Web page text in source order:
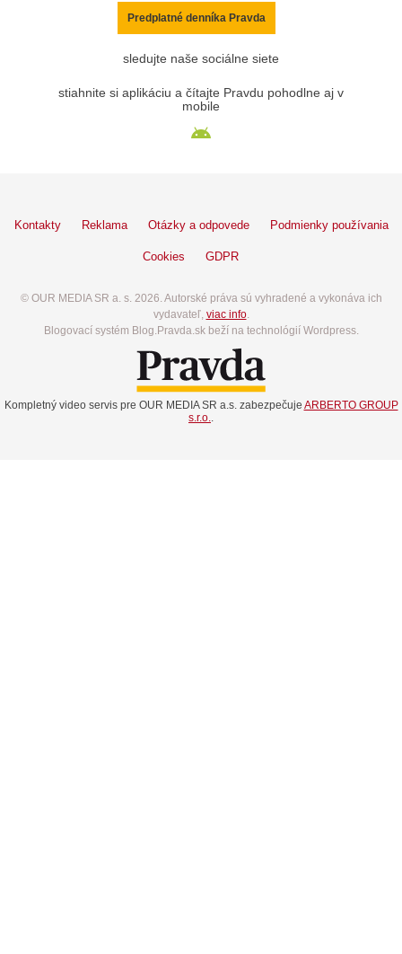
Predplatné denníka Pravda
sledujte naše sociálne siete
stiahnite si aplikáciu a čítajte Pravdu pohodlne aj v
mobile
Kontakty Reklama Otázky a odpovede Podmienky používania
Cookies GDPR
© OUR MEDIA SR a. s. 2026. Autorské práva sú vyhradené a vykonáva ich
vydavateľ, viac info.
Blogovací systém Blog.Pravda.sk beží na technológií Wordpress.
Kompletný video servis pre OUR MEDIA SR a.s. zabezpečuje ARBERTO GROUP
s.r.o..